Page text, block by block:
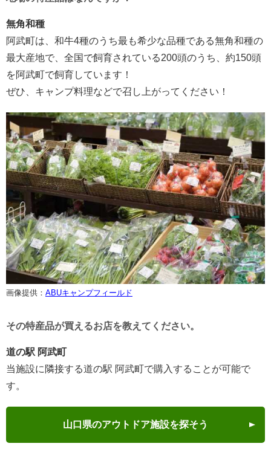
無角和種
阿武町は、和牛4種のうち最も希少な品種である無角和種の
最大産地で、全国で飼育されている200頭のうち、約150頭
を阿武町で飼育しています！
ぜひ、キャンプ料理などで召し上がってください！
画像提供： ABUキャンプフィールド
その特産品が買えるお店を教えてください。
道の駅 阿武町
当施設に隣接する道の駅 阿武町で購入することが可能で
す。
山口県のアウトドア施設を探そう